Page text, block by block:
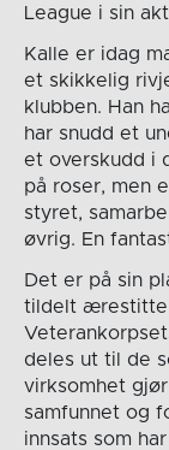
League i sin
Kalle er idag
et skikkelig
klubben. Han
har snudd et
et overskudd i
på roser, men
styret,
øvrig. En
Det er på sin
tildelt
deles ut til de
virksomhet
samfunnet og
innsats som